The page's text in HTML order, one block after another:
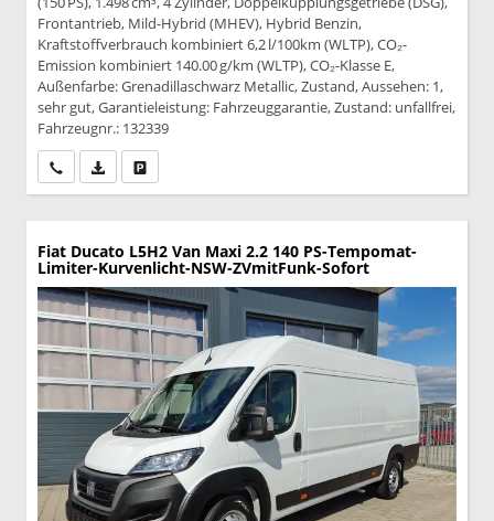
Frontantrieb, Mild-Hybrid (MHEV), Hybrid Benzin,
Kraftstoffverbrauch kombiniert 6,2 l/100km (WLTP), CO₂-
Emission kombiniert 140.00 g/km (WLTP), CO₂-Klasse E,
Außenfarbe: Grenadillaschwarz Metallic, Zustand, Aussehen: 1,
sehr gut, Garantieleistung: Fahrzeuggarantie, Zustand: unfallfrei,
Fahrzeugnr.: 132339
Wir rufen Sie anPDF-Datei, Fahrzeugexposé drucken
Fiat Ducato L5H2 Van Maxi 2.2 140 PS-Tempomat-
Limiter-Kurvenlicht-NSW-ZVmitFunk-Sofort